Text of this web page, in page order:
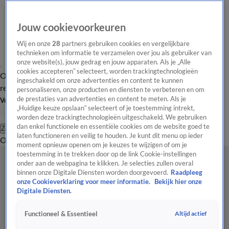
Overzicht Laatste nieuws Regionieuws Het beste van Hart
Tip de
redactie
Volg Hart van Nederland
Zoeken
OverzichtRegioUitzendingenWeerTip de redactiePanelVideo's
Jouw cookievoorkeuren
Wij en onze28 partners gebruiken cookies en vergelijkbare
technieken om informatie te verzamelen over jou als gebruiker van
onze website(s), jouw gedrag en jouw apparaten. Als je „Alle
cookies accepteren” selecteert, worden trackingtechnologieën
ingeschakeld om onze advertenties en content te kunnen
personaliseren, onze producten en diensten te verbeteren en om
de prestaties van advertenties en content te meten. Als je
„Huidige keuze opslaan” selecteert of je toestemming intrekt,
worden deze trackingtechnologieën uitgeschakeld. We gebruiken
dan enkel functionele en essentiële cookies om de website goed te
laten functioneren en veilig te houden. Je kunt dit menu op ieder
moment opnieuw openen om je keuzes te wijzigen of om je
toestemming in te trekken door op de link Cookie-instellingen
onder aan de webpagina te klikken. Je selecties zullen overal
binnen onze Digitale Diensten worden doorgevoerd. Raadpleeg
onze Cookieverklaring voor meer informatie.
Bekijk hier onze
Digitale Diensten.
Functioneel & Essentieel Altijd actief